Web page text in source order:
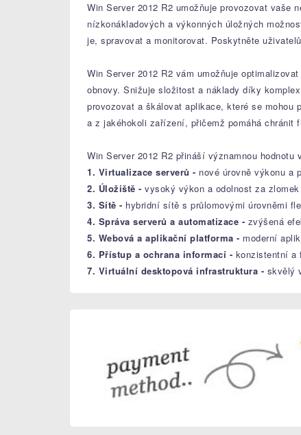
Win Server 2012 R2 umožňuje provozovat
nízkonákladových a výkonných úložných
je, spravovat a monitorovat. Poskytněte
Win Server 2012 R2 vám umožňuje
obnovy. Snižuje složitost a náklady díky
provozovat a škálovat aplikace, které se
a z jakéhokoli zařízení, přičemž pomáhá chránit
Win Server 2012 R2 přináší významnou
1. Virtualizace serverů - nové úrovně výkonu a
2. Úložiště - vysoký výkon a odolnost za zlomek
3. Sítě - hybridní sítě s průlomovými úrovněmi
4. Správa serverů a automatizace - zvýšená
5. Webová a aplikační platforma - moderní
6. Přístup a ochrana informací - konzistentní a
7. Virtuální desktopová infrastruktura - skvělý